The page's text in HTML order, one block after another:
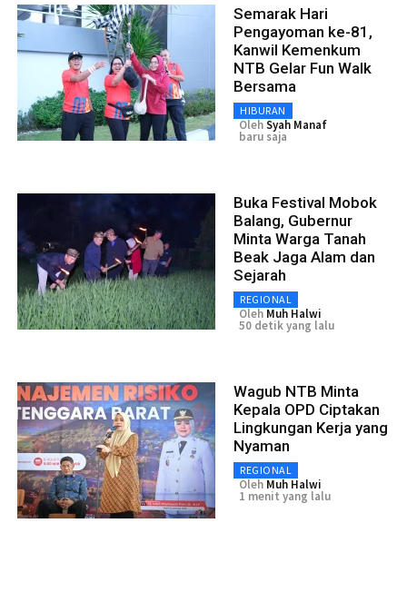
Semarak Hari
Pengayoman ke-81,
Kanwil Kemenkum
NTB Gelar Fun Walk
Bersama
HIBURAN
OlehSyah Manaf
baru saja
Buka Festival Mobok
Balang, Gubernur
Minta Warga Tanah
Beak Jaga Alam dan
Sejarah
REGIONAL
Oleh Muh Halwi
50 detik yang lalu
Wagub NTB Minta
Kepala OPD Ciptakan
Lingkungan Kerja yang
Nyaman
REGIONAL
Oleh Muh Halwi
1 menit yang lalu